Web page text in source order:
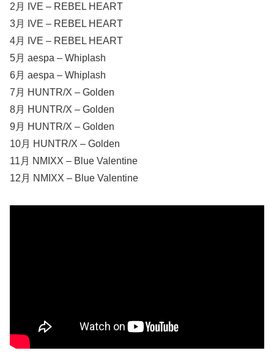
2月 IVE – REBEL HEART
3月 IVE – REBEL HEART
4月 IVE – REBEL HEART
5月 aespa – Whiplash
6月 aespa – Whiplash
7月 HUNTR/X – Golden
8月 HUNTR/X – Golden
9月 HUNTR/X – Golden
10月 HUNTR/X – Golden
11月 NMIXX – Blue Valentine
12月 NMIXX – Blue Valentine